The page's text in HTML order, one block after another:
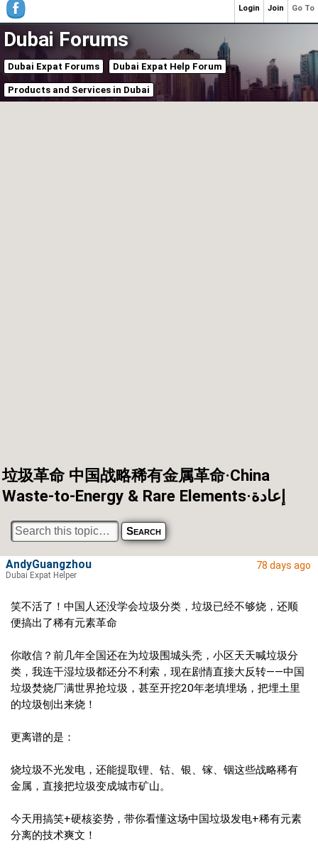
Dubai Forums
Dubai Expat Forums Dubai Expat Help Forum
Products and Services in Dubai
垃圾革命 中国战略稀有金属革命·China
Waste-to-Energy & Rare Elements·إعادة
78 days ago
笑不活了！中国人还没学会垃圾分类，垃圾已经不够烧，还顺
便搞出了稀有元素革命
你敢信？前几年全国还在为垃圾围城头秃，小区天天喊垃圾分
类，我连干湿垃圾都还分不利索，现在剧情直接大反转——中国
垃圾焚烧厂满世界抢垃圾，甚至开挖20年老填埋场，把埋土里
的垃圾刨出来烧！
更离谱的是：
烧垃圾不光发电，还能提取锂、钴、银、镓、铟这些战略稀有
金属，直接把垃圾变成城市矿山。
今天用搞笑+硬核姿势，带你看懂这场中国垃圾发电+稀有元素
分离的技术爽文！
AndyGuangzhou
Dubai Expat Helper
Go To
Join
Login